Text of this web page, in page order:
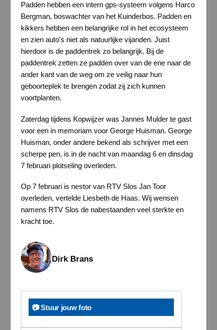
Padden hebben een intern gps-systeem volgens Harco
Bergman, boswachter van het Kuinderbos. Padden en
kikkers hebben een belangrijke rol in het ecosysteem
en zien auto’s niet als natuurlijke vijanden. Juist
hierdoor is de paddentrek zo belangrijk. Bij de
paddentrek zetten ze padden over van de ene naar de
ander kant van de weg om ze veilig naar hun
geboorteplek te brengen zodat zij zich kunnen
voortplanten.
Zaterdag tijdens Kopwijzer was Jannes Mulder te gast
voor een in memoriam voor George Huisman. George
Huisman, onder andere bekend als schrijver met een
scherpe pen, is in de nacht van maandag 6 en dinsdag
7 februari plotseling overleden.
Op 7 februari is nestor van RTV Slos Jan Toor
overleden, vertelde Liesbeth de Haas. Wij wensen
namens RTV Slos de nabestaanden veel sterkte en
kracht toe.
Dirk Brans
📷 Stuur jouw foto